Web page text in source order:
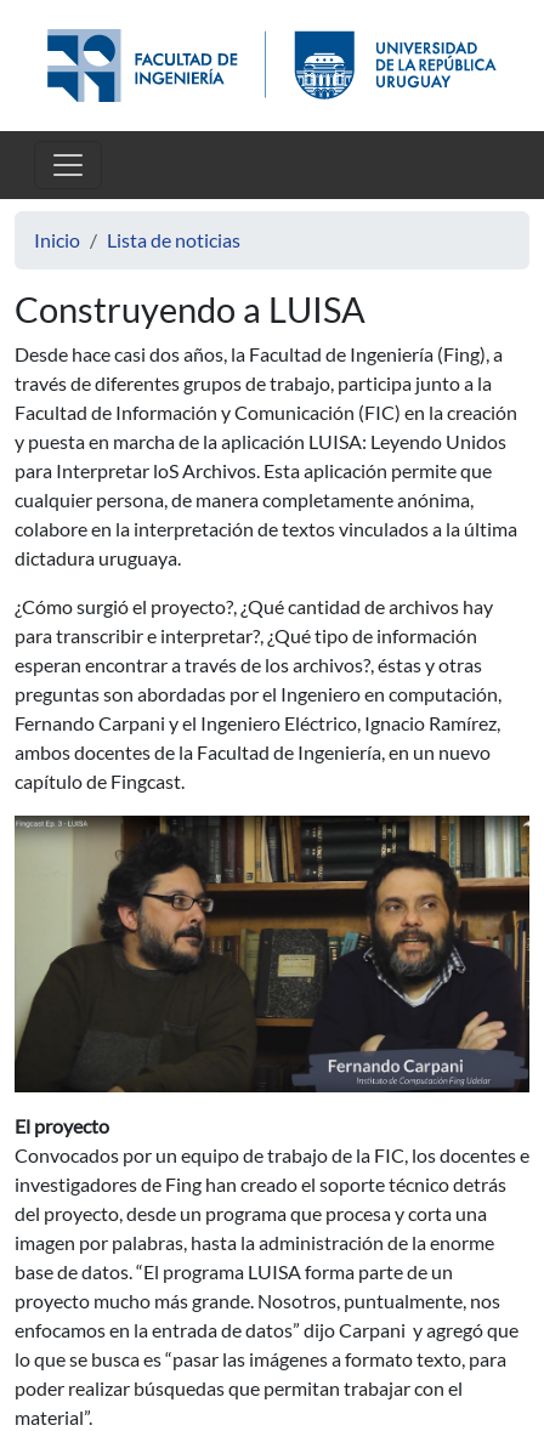
Inicio Lista de noticias
Construyendo a LUISA
Desde hace casi dos años, la Facultad de Ingeniería (Fing), a
través de diferentes grupos de trabajo, participa junto a la
Facultad de Información y Comunicación (FIC) en la creación
y puesta en marcha de la aplicación LUISA: Leyendo Unidos
para Interpretar loS Archivos. Esta aplicación permite que
cualquier persona, de manera completamente anónima,
colabore en la interpretación de textos vinculados a la última
dictadura uruguaya.
¿Cómo surgió el proyecto?, ¿Qué cantidad de archivos hay
para transcribir e interpretar?, ¿Qué tipo de información
esperan encontrar a través de los archivos?, éstas y otras
preguntas son abordadas por el Ingeniero en computación,
Fernando Carpani y el Ingeniero Eléctrico, Ignacio Ramírez,
ambos docentes de la Facultad de Ingeniería, en un nuevo
capítulo de Fingcast.
El proyecto
Convocados por un equipo de trabajo de la FIC, los docentes e
investigadores de Fing han creado el soporte técnico detrás
del proyecto, desde un programa que procesa y corta una
imagen por palabras, hasta la administración de la enorme
base de datos. “El programa LUISA forma parte de un
proyecto mucho más grande. Nosotros, puntualmente, nos
enfocamos en la entrada de datos” dijo Carpani y agregó que
lo que se busca es “pasar las imágenes a formato texto, para
poder realizar búsquedas que permitan trabajar con el
material”.